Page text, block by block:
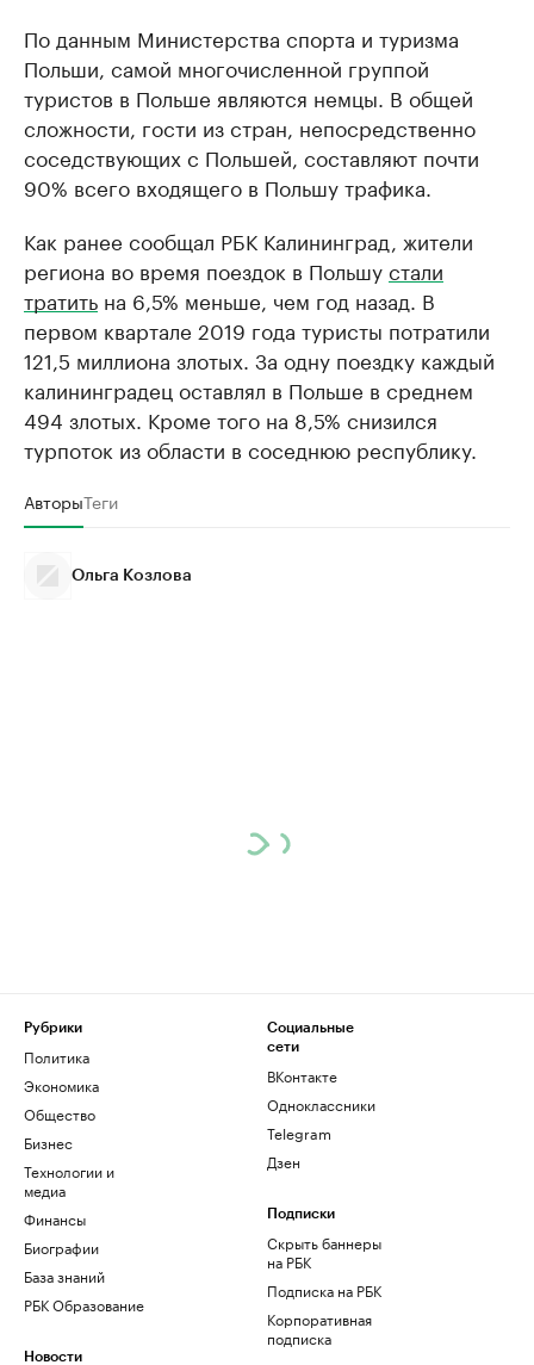
По данным Министерства спорта и туризма
Польши, самой многочисленной группой
туристов в Польше являются немцы. В общей
сложности, гости из стран, непосредственно
соседствующих с Польшей, составляют почти
90% всего входящего в Польшу трафика.
Как ранее сообщал РБК Калининград, жители
региона во время поездок в Польшустали
тратить на 6,5% меньше, чем год назад. В
первом квартале 2019 года туристы потратили
121,5 миллиона злотых. За одну поездку каждый
калининградец оставлял в Польше в среднем
494 злотых. Кроме того на 8,5% снизился
турпоток из области в соседнюю республику.
АвторыТеги
Ольга Козлова
Рубрики
Политика
Экономика
Общество
Бизнес
Технологии и
медиа
Финансы
Биографии
База знаний
РБК Образование
Новости
Социальные
сети
ВКонтакте
Одноклассники
Telegram
Дзен
Подписки
Скрыть баннеры
на РБК
Подписка на РБК
Корпоративная
подписка